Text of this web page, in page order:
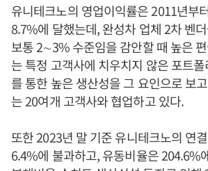
유니테크노의 영업이익률은 2011년부
8.7%에 달했는데, 완성차 업체 2차 벤
보통 2∼3% 수준임을 감안할 때 높은
는 특정 고객사에 치우치지 않은 포트
를 통한 높은 생산성을 그 요인으로 보
는 20여개 고객사와 협업하고 있다.
또한 2023년 말 기준 유니테크노의 연
6.4%에 불과하고, 유동비율은 204.6%